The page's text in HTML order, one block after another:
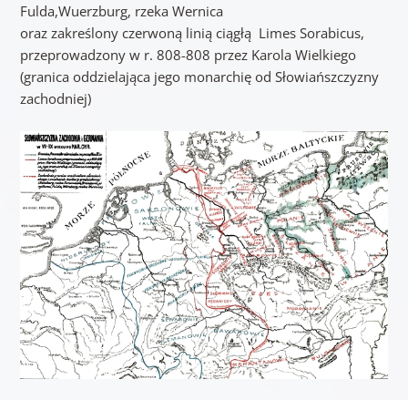
Fulda,Wuerzburg, rzeka Wernica
oraz zakreślony czerwoną linią ciągłą Limes Sorabicus,
przeprowadzony w r. 808-808 przez Karola Wielkiego
(granica oddzielająca jego monarchię od Słowiańszczyzny
zachodniej)